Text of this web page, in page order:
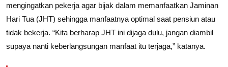
mengingatkan pekerja agar bijak dalam memanfaatkan Jaminan
Hari Tua (JHT) sehingga manfaatnya optimal saat pensiun atau
tidak bekerja. “Kita berharap JHT ini dijaga dulu, jangan diambil
supaya nanti keberlangsungan manfaat itu terjaga,” katanya.